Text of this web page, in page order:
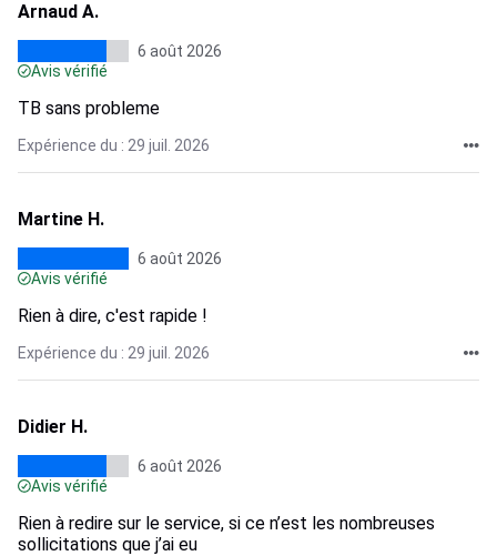
Arnaud A.
6 août 2026
Avis vérifié
TB sans probleme
Expérience du : 29 juil. 2026
Martine H.
6 août 2026
Avis vérifié
Rien à dire, c'est rapide !
Expérience du : 29 juil. 2026
Didier H.
6 août 2026
Avis vérifié
Rien à redire sur le service, si ce n’est les nombreuses
sollicitations que j’ai eu